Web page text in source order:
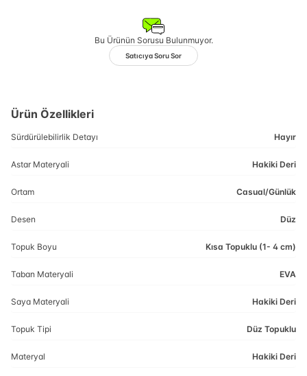
Bu Ürünün Sorusu Bulunmuyor.
Satıcıya Soru Sor
Ürün Özellikleri
Sürdürülebilirlik Detayı Hayır
Astar Materyali Hakiki Deri
Ortam Casual/Günlük
Desen Düz
Topuk Boyu Kısa Topuklu (1- 4 cm)
Taban Materyali EVA
Saya Materyali Hakiki Deri
Topuk Tipi Düz Topuklu
Materyal Hakiki Deri